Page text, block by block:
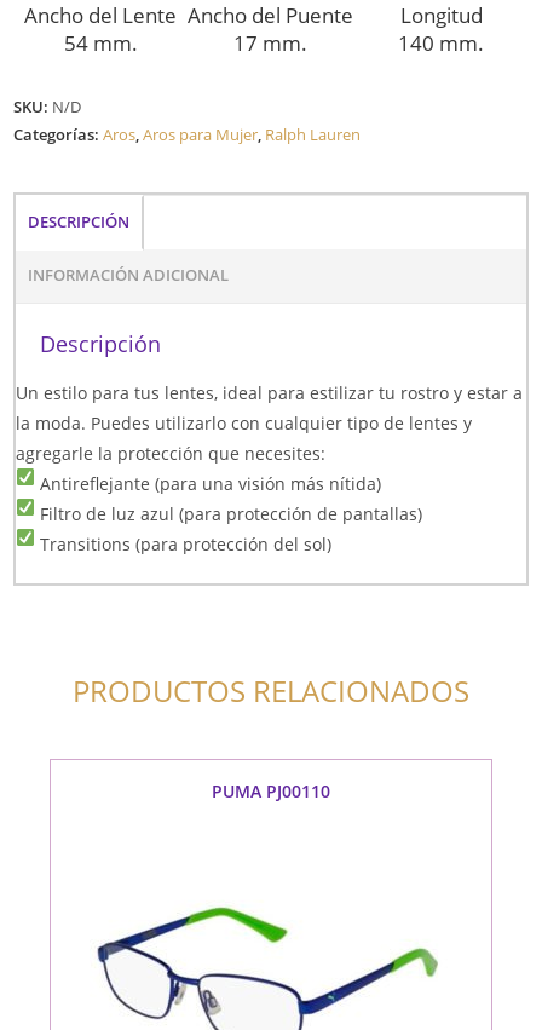
Ancho del Lente
54 mm.
Ancho del Puente
17 mm.
Longitud
140 mm.
SKU: N/D
Categorías:Aros,Aros para Mujer, Ralph Lauren
DESCRIPCIÓN
INFORMACIÓN ADICIONAL
Descripción
Un estilo para tus lentes, ideal para estilizar tu rostro y estar a
la moda. Puedes utilizarlo con cualquier tipo de lentes y
agregarle la protección que necesites:
Antireflejante (para una visión más nítida)
Filtro de luz azul (para protección de pantallas)
Transitions (para protección del sol)
PRODUCTOS RELACIONADOS
PUMA PJ00110